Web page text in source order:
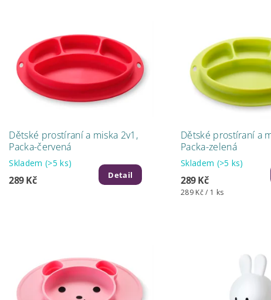
Dětské prostíraní a miska 2v1,
Packa-červená
Skladem (>5 ks)
289 Kč Detail
Dětské prostíraní a
Packa-zelená
Skladem (>5 ks)
289 Kč
289 Kč / 1 ks